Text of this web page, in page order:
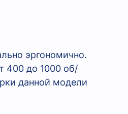
эргономично.
400 до 1000 об/
данной модели